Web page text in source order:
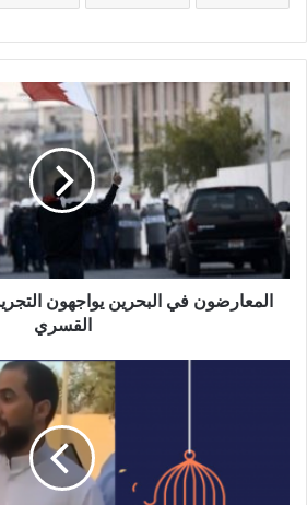
المعارضون في البحرين يواجهون
القسري